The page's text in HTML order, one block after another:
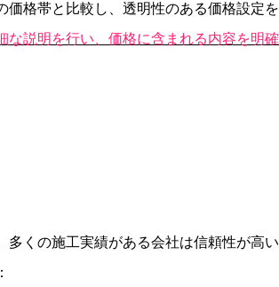
格帯と比較し、透明性のある価格設定を
な説明を行い、価格に含まれる内容を明確
くの施工実績がある会社は信頼性が高い